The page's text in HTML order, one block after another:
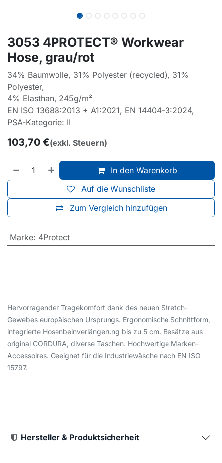
3053 4PROTECT® Workwear
Hose, grau/rot
34% Baumwolle, 31% Polyester (recycled), 31%
Polyester,
4% Elasthan, 245g/m²
EN ISO 13688:2013 + A1:2021, EN 14404-3:2024,
PSA-Kategorie: II
103,70 €(exkl. Steuern)
In den Warenkorb
Zum Vergleich hinzufügen
Auf die Wunschliste
Marke: 4Protect
Hervorragender Tragekomfort dank des neuen Stretch-
Gewebes europäischen Ursprungs. Ergonomische Schnittform,
integrierte Hosenbeinverlängerung bis zu 5 cm. Besätze aus
original CORDURA, diverse Taschen. Hochwertige Marken-
Accessoires. Geeignet für die Industriewäsche nach EN ISO
15797.
Hersteller & Produktsicherheit